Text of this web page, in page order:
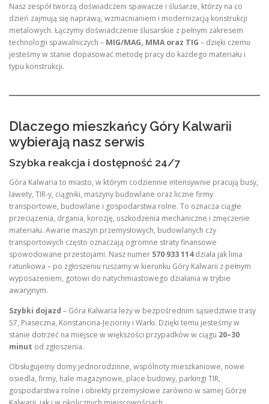
Nasz zespół tworzą doświadczeni spawacze i ślusarze, którzy na co
dzień zajmują się naprawą, wzmacnianiem i modernizacją konstrukcji
metalowych. Łączymy doświadczenie ślusarskie z pełnym zakresem
technologii spawalniczych – MIG/MAG, MMA oraz TIG – dzięki czemu
jesteśmy w stanie dopasować metodę pracy do każdego materiału i
typu konstrukcji.
Dlaczego mieszkańcy Góry Kalwarii
wybierają nasz serwis
Szybka reakcja i dostępność 24/7
Góra Kalwaria to miasto, w którym codziennie intensywnie pracują busy,
lawety, TIR-y, ciągniki, maszyny budowlane oraz liczne firmy
transportowe, budowlane i gospodarstwa rolne. To oznacza ciągłe
przeciążenia, drgania, korozję, uszkodzenia mechaniczne i zmęczenie
materiału. Awarie maszyn przemysłowych, budowlanych czy
transportowych często oznaczają ogromne straty finansowe
spowodowane przestojami. Nasz numer 570 933 114działa jak linia
ratunkowa – po zgłoszeniu ruszamy w kierunku Góry Kalwarii z pełnym
wyposażeniem, gotowi do natychmiastowego działania w trybie
awaryjnym.
Szybki dojazd – Góra Kalwaria leży w bezpośrednim sąsiedztwie trasy
S7, Piaseczna, Konstancina-Jeziorny i Warki. Dzięki temu jesteśmy w
stanie dotrzeć na miejsce w większości przypadków w ciągu 20–30
minut od zgłoszenia.
Obsługujemy domy jednorodzinne, wspólnoty mieszkaniowe, nowe
osiedla, firmy, hale magazynowe, place budowy, parkingi TIR,
gospodarstwa rolne i obiekty przemysłowe zarówno w samej Górze